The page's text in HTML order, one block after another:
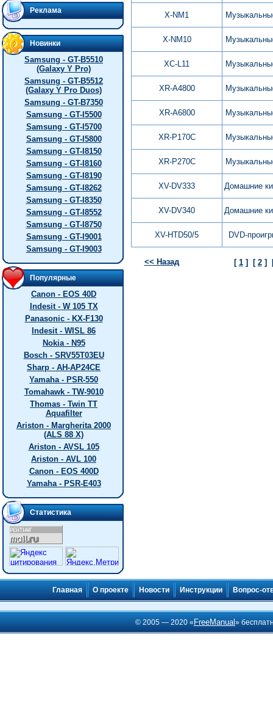
Реклама
Новинки
Samsung - GT-B5510
(Galaxy Y Pro)
Samsung - GT-B5512
(Galaxy Y Pro Duos)
Samsung - GT-B7350
Samsung - GT-I5500
Samsung - GT-I5700
Samsung - GT-I5800
Samsung - GT-I8150
Samsung - GT-I8160
Samsung - GT-I8190
Samsung - GT-I8262
Samsung - GT-I8350
Samsung - GT-I8552
Samsung - GT-I8750
Samsung - GT-I9001
Samsung - GT-I9003
Популярные
Canon - EOS 40D
Indesit - W 105 TX
Panasonic - KX-F130
Indesit - WISL 86
Nokia - N95
Bosch - SRV55T03EU
Sharp - AH-AP24CE
Yamaha - PSR-550
Tomahawk - TW-9010
Thomas - Twin TT
Aquafilter
Ariston - Margherita 2000
(ALS 88 X)
Ariston - AVSL 105
Ariston - AVL 100
Canon - EOS 400D
Yamaha - PSR-E403
Статистика
X-NM1
X-NM10
XC-L11
XR-A4800
XR-A6800
XR-P170C
XR-P270C
XV-DV333 Домашние
XV-DV340 Домашние
XV-HTD50/5 DVD-
<< Назад [ 1] [ 2]
Главная О проекте Новости Инструкции Вопрос-
© 2005 — 2020 « FreeManual»